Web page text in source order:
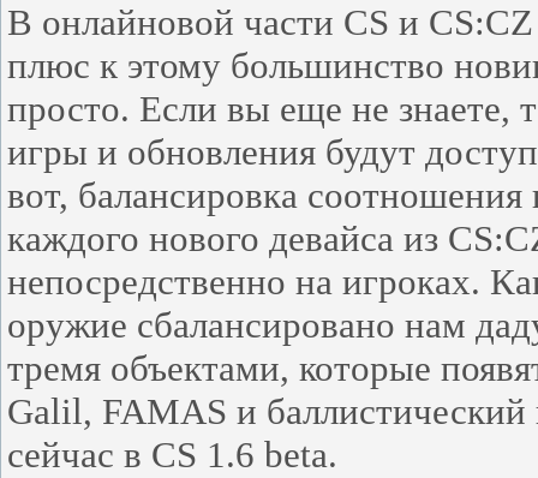
В онлайновой части CS и
плюс к этому большинство
просто. Если вы еще не знаете,
игры и обновления будут
вот, балансировка
каждого нового девайса из
непосредственно на игроках.
оружие сбалансировано нам
тремя объектами, которые
Galil, FAMAS и
сейчас в CS 1.6 beta.